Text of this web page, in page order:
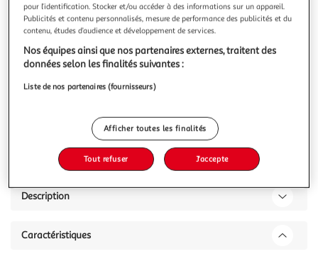
Livr. ou retrait dès 3/4 jours
A partir de 7,99€
Vendu parParis Prix
-25 %
dont 0,04€ d'éco part. mobilier.
Description
Caractéristiques
pour l’identification. Stocker et/ou accéder à des informations sur un appareil.
Publicités et contenu personnalisés, mesure de performance des publicités et du
contenu, études d’audience et développement de services.
Nos équipes ainsi que nos partenaires externes, traitent des
données selon les finalités suivantes :
Liste de nos partenaires (fournisseurs)
Afficher toutes les finalités
Tout refuser J'accepte